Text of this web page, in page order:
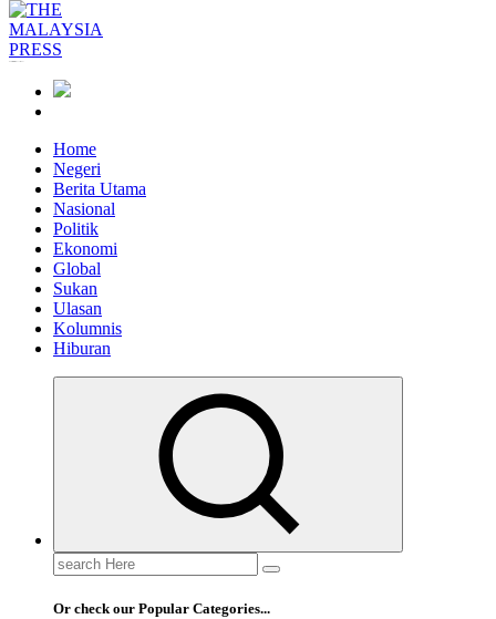
Home
Negeri
Berita Utama
Nasional
Politik
Ekonomi
Global
Sukan
Ulasan
Kolumnis
Hiburan
Search
for:
Or check our Popular Categories...